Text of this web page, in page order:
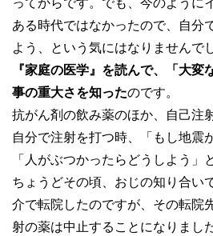
ある時代ではなかったので、自分
よう、という気にはなりませんで
『家庭の医学』を読んで、「大変
事の重大さを知ったのです。
抗がん剤の飲み薬のほか、自己注
自分で注射を打つ時、「もし地震
「人がぶつかったらどうしよう」
ちょうどその頃、おじの知り合い
介で転院したのですが、その転院
射の薬は中止することになりました